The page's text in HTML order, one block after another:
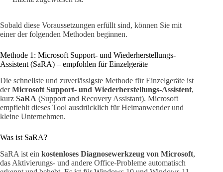
Sobald diese Voraussetzungen erfüllt sind, können Sie mit
einer der folgenden Methoden beginnen.
Methode 1: Microsoft Support- und Wiederherstellungs-
Assistent (SaRA) – empfohlen für Einzelgeräte
Die schnellste und zuverlässigste Methode für Einzelgeräte ist
derMicrosoft Support- und Wiederherstellungs-Assistent,
kurz SaRA (Support and Recovery Assistant). Microsoft
empfiehlt dieses Tool ausdrücklich für Heimanwender und
kleine Unternehmen.
Was ist SaRA?
SaRA ist ein kostenloses Diagnosewerkzeug von Microsoft,
das Aktivierungs- und andere Office-Probleme automatisch